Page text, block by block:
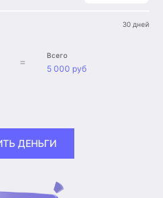
30 дней
= Всего
5 000 руб
ДЕНЬГИ